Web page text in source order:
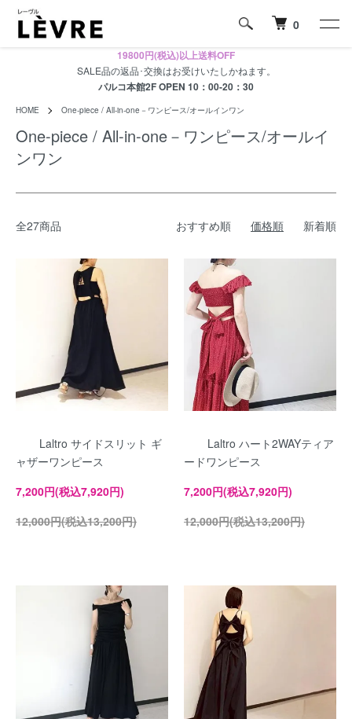
0
19800円(税込)以上送料OFF
SALE品の返品･交換はお受けいたしかねます。
パルコ本館2F OPEN 10：00-20：30
HOME One-piece / All-in-one－ワンピース/オールインワン
One-piece / All-in-one－ワンピース/オールイ
ンワン
全27商品 おすすめ順 価格順 新着順
Laltro サイドスリット ギ
ャザーワンピース
7,200円(税込7,920円)
12,000円(税込13,200円)
Laltro ハート2WAYティア
ードワンピース
7,200円(税込7,920円)
12,000円(税込13,200円)